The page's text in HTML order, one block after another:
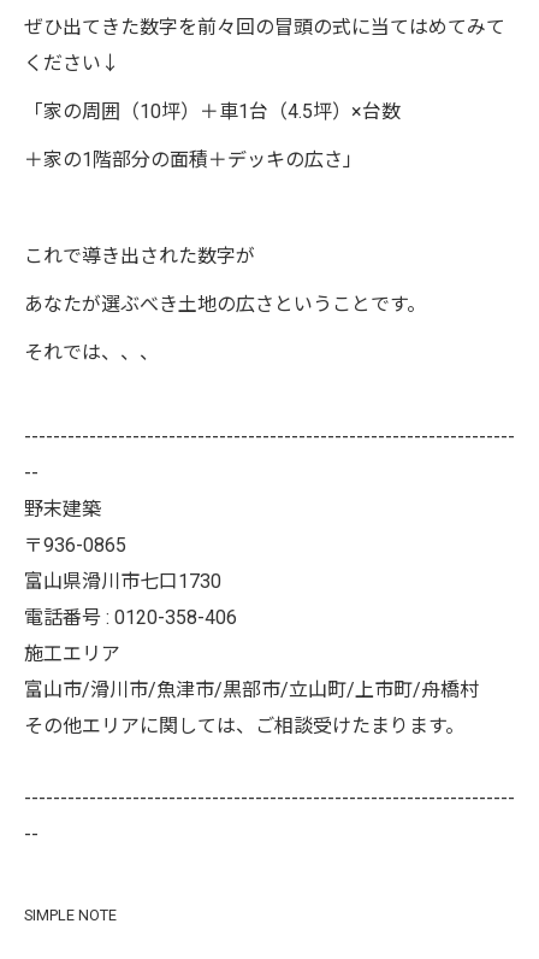
ぜひ出てきた数字を前々回の冒頭の式に当てはめてみて
ください↓
「家の周囲（10坪）＋車1台（4.5坪）×台数
＋家の1階部分の面積＋デッキの広さ」
これで導き出された数字が
あなたが選ぶべき土地の広さということです。
それでは、、、
--------------------------------------------------------------------
--
野末建築
〒936-0865
富山県滑川市七口1730
電話番号 : 0120-358-406
施工エリア
富山市/滑川市/魚津市/黒部市/立山町/上市町/舟橋村
その他エリアに関しては、ご相談受けたまります。
--------------------------------------------------------------------
--
SIMPLE NOTE